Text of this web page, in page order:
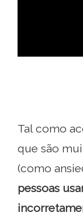
Tal como
que são
(como
pessoas